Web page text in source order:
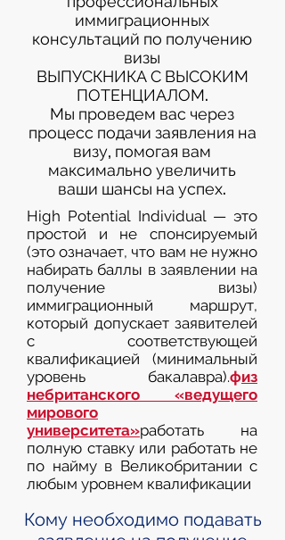
иммиграционных
консультаций по получению
визы
ВЫПУСКНИКА С ВЫСОКИМ
ПОТЕНЦИАЛОМ.
Мы проведем вас через
процесс подачи заявления на
визу, помогая вам
максимально увеличить
ваши шансы на успех.
High Potential Individual — это
простой и не спонсируемый
(это означает, что вам не нужно
набирать баллы в заявлении на
получение визы)
иммиграционный маршрут,
который допускает заявителей
с соответствующей
квалификацией (минимальный
уровень бакалавра).физ
небританского «ведущего
мирового
университета»работать на
полную ставку или работать не
по найму в Великобритании с
любым уровнем квалификации
Кому необходимо подавать